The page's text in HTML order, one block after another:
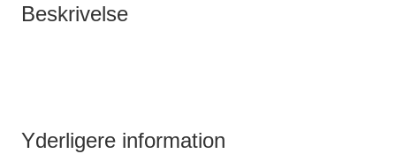
Beskrivelse
Yderligere information